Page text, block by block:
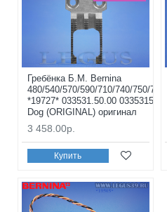
Гребёнка Б.М. Bernina
480/540/570/590/710/740/750/
*19727* 033531.50.00
Dog (ORIGINAL) оригинал
3 458.00р.
Купить